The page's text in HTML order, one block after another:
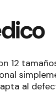
12
al